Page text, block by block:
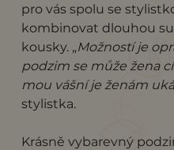
pro vás spolu se
kombinovat dlouhou
kousky. „Možností je
podzim se může žena
mou vášní je ženám
stylistka.
Krásně vybarevný